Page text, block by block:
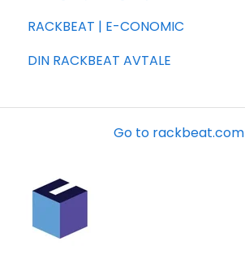
RACKBEAT | E-CONOMIC
Ofte stillede spørsmål
DIN RACKBEAT AVTALE
Go to rackbeat.com